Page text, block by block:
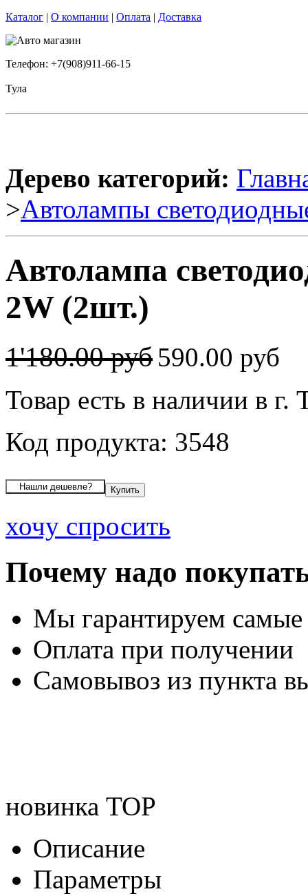
Каталог | О компании | Оплата | Доставка
Телефон: +7(908)911-66-15
Тула
Дерево категорий:
>Автолампы
Автолампа
2W (2шт.)
1'180.00 руб 590.00 руб
Товар есть в наличии в г.
Код продукта: 3548
хочу спросить
Почему надо
Мы гарантируем
Оплата при получении
Самовывоз из пункта
новинка TOP
Описание
Параметры